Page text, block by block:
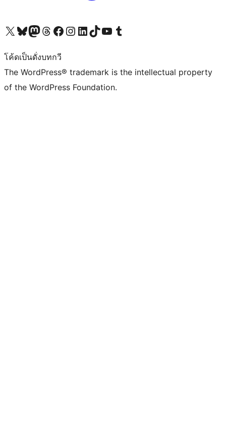
Visit our X (formerly Twitter) account
Visit our Bluesky account
Visit our Mastodon account
Visit our Threads account
Visit our Facebook page
Visit our Instagram account
Visit our LinkedIn account
Visit our TikTok account
Visit our YouTube channel
Visit our Tumblr account
โค้ดเป็นดั่งบทกวี
The WordPress® trademark is the intellectual property
of the WordPress Foundation.